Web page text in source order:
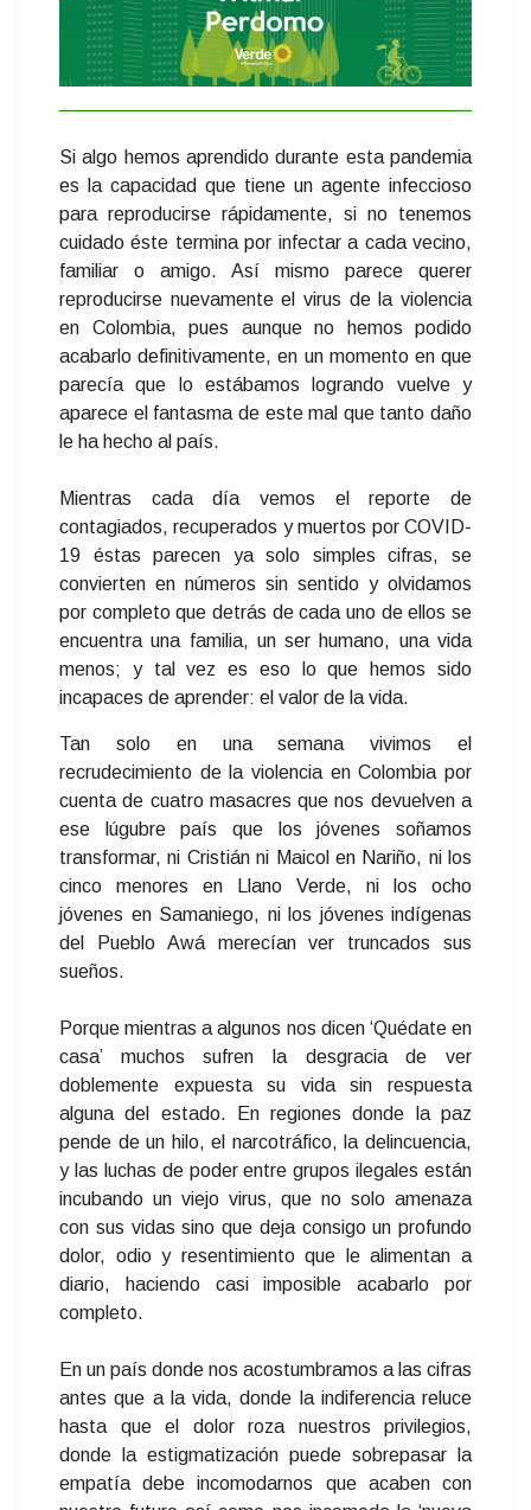
Si algo hemos aprendido durante esta pandemia
es la capacidad que tiene un agente infeccioso
para reproducirse rápidamente, si no tenemos
cuidado éste termina por infectar a cada vecino,
familiar o amigo. Así mismo parece querer
reproducirse nuevamente el virus de la violencia
en Colombia, pues aunque no hemos podido
acabarlo definitivamente, en un momento en que
parecía que lo estábamos logrando vuelve y
aparece el fantasma de estemal que tanto daño
le ha hecho al país.
Mientras cada día vemos el reporte de
contagiados, recuperados y muertos por COVID-
19 éstas parecen ya solo simples cifras, se
convierten en números sin sentido y olvidamos
por completo que detrás de cada uno de ellos se
encuentra una familia, un ser humano, una vida
menos; y tal vez es eso lo que hemos sido
incapaces de aprender: el valor de la vida.
Tan solo en una semana vivimos el
recrudecimiento de la violencia en Colombia por
cuenta de cuatro masacres que nos devuelven a
ese lúgubre país que los jóvenes soñamos
transformar, ni Cristián ni Maicol en Nariño, ni los
cinco menores en Llano Verde, ni los ocho
jóvenes en Samaniego, ni los jóvenes indígenas
del Pueblo Awá merecían ver truncados sus
sueños.
Porque mientras a algunos nos dicen ‘Quédate en
casa’ muchos sufren la desgracia de ver
doblemente expuesta su vida sin respuesta
alguna del estado. En regiones donde la paz
pende de un hilo, el narcotráfico, la delincuencia,
y las luchas de poder entre grupos ilegales están
incubando un viejo virus, que no solo amenaza
con sus vidas sino que deja consigo un profundo
dolor, odio y resentimiento que le alimentan a
diario, haciendo casi imposible acabarlo por
completo.
En un país donde nos acostumbramos a las cifras
antes que a la vida, donde la indiferencia reluce
hasta que el dolor roza nuestros privilegios,
donde la estigmatización puede sobrepasar la
empatía debe incomodarnos que acaben con